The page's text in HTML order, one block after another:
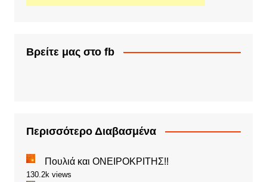
Βρείτε μας στο fb
Περισσότερο Διαβασμένα
Πουλιά και ΟΝΕΙΡΟΚΡΙΤΗΣ!!
130.2k views